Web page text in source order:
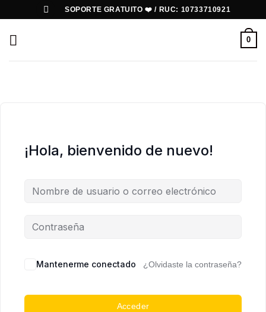
al
contenido
SOPORTE GRATUITO ❤️ / RUC: 10733710921
0
¡Hola, bienvenido de nuevo!
Mantenerme conectado ¿Olvidaste la contraseña?
Acceder